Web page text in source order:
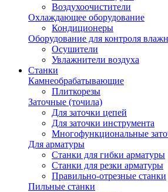
Воздухоочистители
Охлаждающее оборудование
Кондиционеры
Оборудование для контроля
Осушители
Увлажнители воздуха
Станки
Камнеобрабатывающие
Плиткорезы
Заточные (точила)
Для заточки цепей
Для заточки инструмента
Многофункциональные
Для арматуры
Станки для гибки арматуры
Станки для резки арматуры
Правильно-отрезные станки
Пильные станки